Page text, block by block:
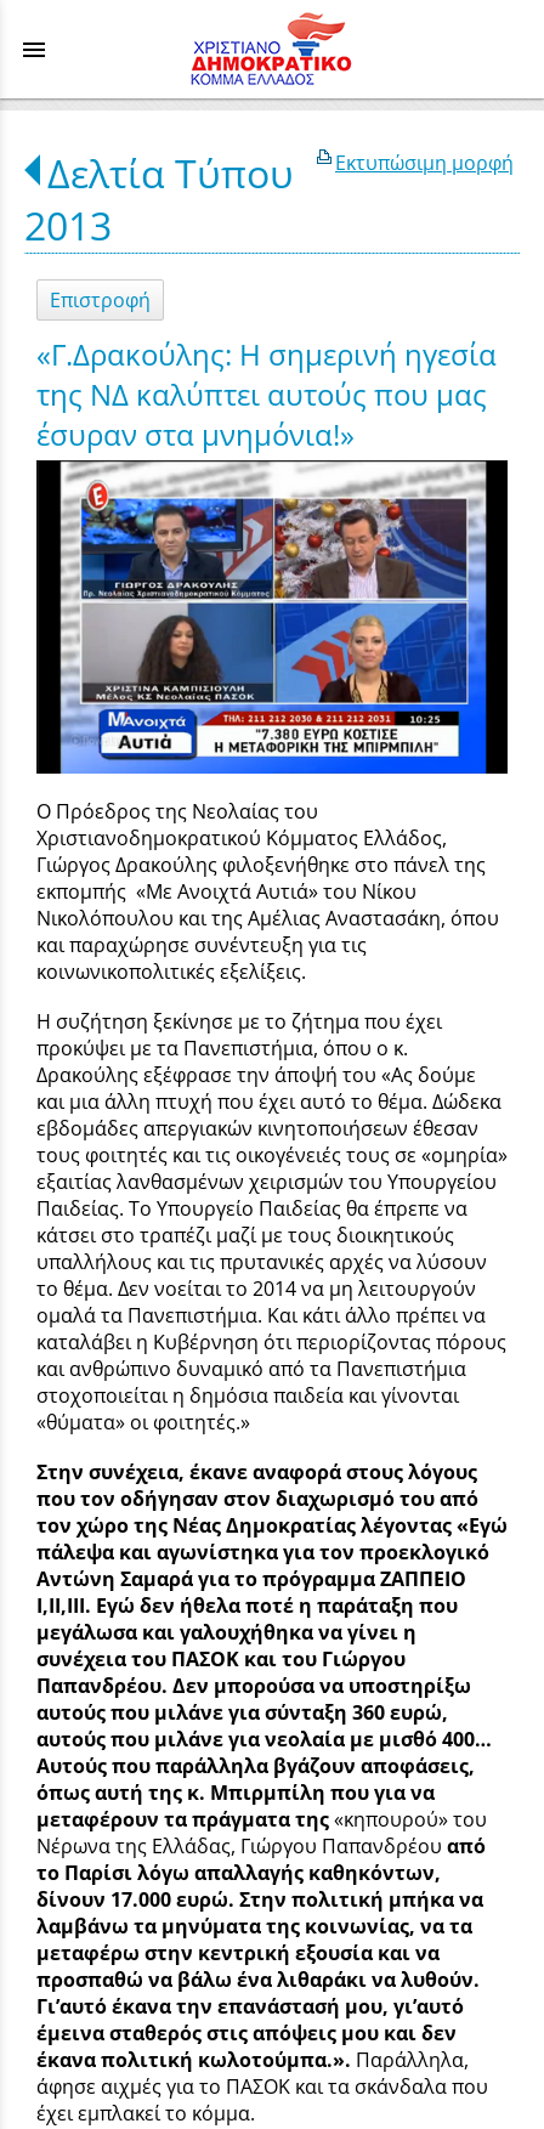
menu
Εκτυπώσιμη μορφή
Δελτία Τύπου
2013
Επιστροφή
«Γ.Δρακούλης: Η σημερινή ηγεσία
της ΝΔ καλύπτει αυτούς που μας
έσυραν στα μνημόνια!»
Ο Πρόεδρος της Νεολαίας του
Χριστιανοδημοκρατικού Κόμματος Ελλάδος,
Γιώργος Δρακούλης φιλοξενήθηκε στο πάνελ της
εκπομπής «Με Ανοιχτά Αυτιά» του Νίκου
Νικολόπουλου και της Αμέλιας Αναστασάκη, όπου
και παραχώρησε συνέντευξη για τις
κοινωνικοπολιτικές εξελίξεις.
Η συζήτηση ξεκίνησε με το ζήτημα που έχει
προκύψει με τα Πανεπιστήμια, όπου ο κ.
Δρακούλης εξέφρασε την άποψή του «Ας δούμε
και μια άλλη πτυχή που έχει αυτό το θέμα. Δώδεκα
εβδομάδες απεργιακών κινητοποιήσεων έθεσαν
τους φοιτητές και τις οικογένειές τους σε «ομηρία»
εξαιτίας λανθασμένων χειρισμών του Υπουργείου
Παιδείας. Το Υπουργείο Παιδείας θα έπρεπε να
κάτσει στο τραπέζι μαζί με τους διοικητικούς
υπαλλήλους και τις πρυτανικές αρχές να λύσουν
το θέμα. Δεν νοείται το 2014 να μη λειτουργούν
ομαλά τα Πανεπιστήμια. Και κάτι άλλο πρέπει να
καταλάβει η Κυβέρνηση ότι περιορίζοντας πόρους
και ανθρώπινο δυναμικό από τα Πανεπιστήμια
στοχοποιείται η δημόσια παιδεία και γίνονται
«θύματα» οι φοιτητές.»
Στην συνέχεια, έκανε αναφορά στους λόγους
που τον οδήγησαν στον διαχωρισμό του από
τον χώρο της Νέας Δημοκρατίας λέγοντας «Εγώ
πάλεψα και αγωνίστηκα για τον προεκλογικό
Αντώνη Σαμαρά για το πρόγραμμα ΖΑΠΠΕΙΟ
I,II,III. Εγώ δεν ήθελα ποτέ η παράταξη που
μεγάλωσα και γαλουχήθηκα να γίνει η
συνέχεια του ΠΑΣΟΚ και του Γιώργου
Παπανδρέου. Δεν μπορούσα να υποστηρίξω
αυτούς που μιλάνε για σύνταξη 360 ευρώ,
αυτούς που μιλάνε για νεολαία με μισθό 400…
Αυτούς που παράλληλα βγάζουν αποφάσεις,
όπως αυτή της κ. Μπιρμπίλη που για να
μεταφέρουν τα πράγματα της«κηπουρού» του
Νέρωνα της Ελλάδας, Γιώργου Παπανδρέου από
το Παρίσι λόγω απαλλαγής καθηκόντων,
δίνουν 17.000 ευρώ. Στην πολιτική μπήκα να
λαμβάνω τα μηνύματα της κοινωνίας, να τα
μεταφέρω στην κεντρική εξουσία και να
προσπαθώ να βάλω ένα λιθαράκι να λυθούν.
Γι’αυτό έκανα την επανάστασή μου, γι’αυτό
έμεινα σταθερός στις απόψεις μου και δεν
έκανα πολιτική κωλοτούμπα.». Παράλληλα,
άφησε αιχμές για το ΠΑΣΟΚ και τα σκάνδαλα που
έχει εμπλακεί το κόμμα.